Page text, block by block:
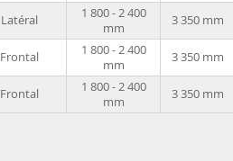
Latéral
1 800 - 2 400
mm
3 350 mm
Frontal
1 800 - 2 400
mm
3 350 mm
Frontal
1 800 - 2 400
mm
3 350 mm